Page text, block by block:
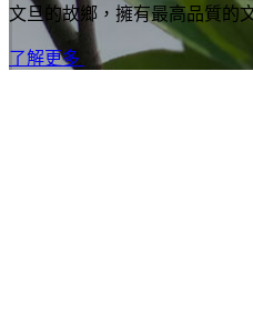
文旦的故鄉，擁有最高品質的
了解更多